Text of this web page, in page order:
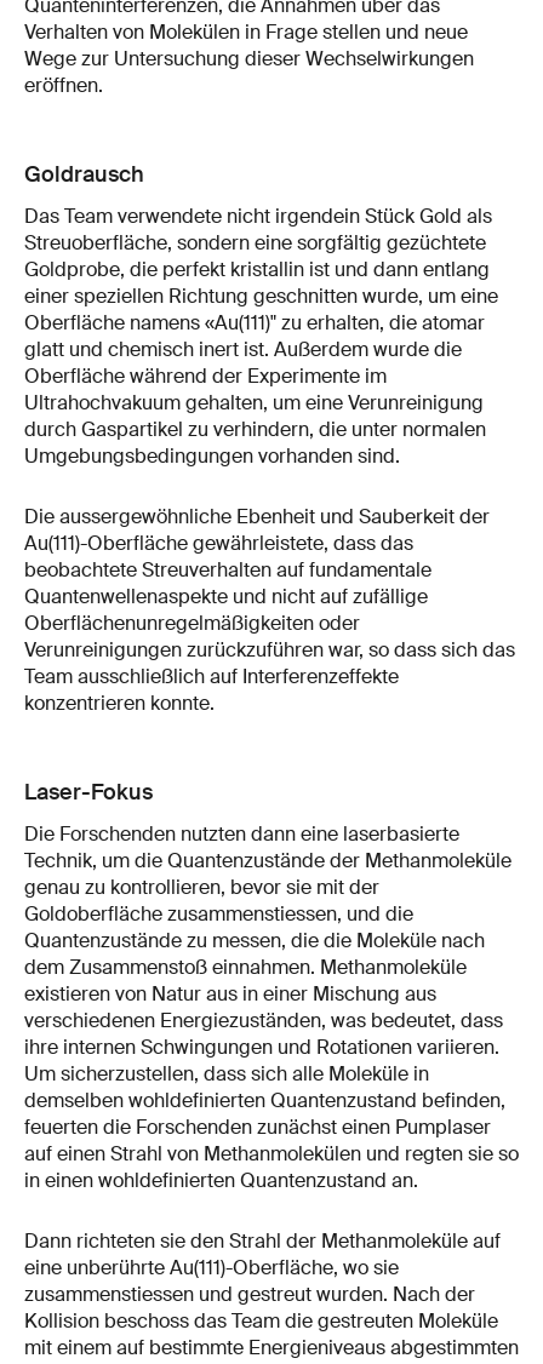
Quanteninterferenzen, die Annahmen über das
Verhalten von Molekülen in Frage stellen und neue
Wege zur Untersuchung dieser Wechselwirkungen
eröffnen.
Goldrausch
Das Team verwendete nicht irgendein Stück Gold als
Streuoberfläche, sondern eine sorgfältig gezüchtete
Goldprobe, die perfekt kristallin ist und dann entlang
einer speziellen Richtung geschnitten wurde, um eine
Oberfläche namens «Au(111)" zu erhalten, die atomar
glatt und chemisch inert ist. Außerdem wurde die
Oberfläche während der Experimente im
Ultrahochvakuum gehalten, um eine Verunreinigung
durch Gaspartikel zu verhindern, die unter normalen
Umgebungsbedingungen vorhanden sind.
Die aussergewöhnliche Ebenheit und Sauberkeit der
Au(111)-Oberfläche gewährleistete, dass das
beobachtete Streuverhalten auf fundamentale
Quantenwellenaspekte und nicht auf zufällige
Oberflächenunregelmäßigkeiten oder
Verunreinigungen zurückzuführen war, so dass sich das
Team ausschließlich auf Interferenzeffekte
konzentrieren konnte.
Laser-Fokus
Die Forschenden nutzten dann eine laserbasierte
Technik, um die Quantenzustände der Methanmoleküle
genau zu kontrollieren, bevor sie mit der
Goldoberfläche zusammenstiessen, und die
Quantenzustände zu messen, die die Moleküle nach
dem Zusammenstoß einnahmen. Methanmoleküle
existieren von Natur aus in einer Mischung aus
verschiedenen Energiezuständen, was bedeutet, dass
ihre internen Schwingungen und Rotationen variieren.
Um sicherzustellen, dass sich alle Moleküle in
demselben wohldefinierten Quantenzustand befinden,
feuerten die Forschenden zunächst einen Pumplaser
auf einen Strahl von Methanmolekülen und regten sie so
in einen wohldefinierten Quantenzustand an.
Dann richteten sie den Strahl der Methanmoleküle auf
eine unberührte Au(111)-Oberfläche, wo sie
zusammenstiessen und gestreut wurden. Nach der
Kollision beschoss das Team die gestreuten Moleküle
mit einem auf bestimmte Energieniveaus abgestimmten